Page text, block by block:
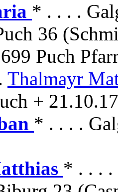
* . . . .
36
Puch
Thalmayr
+
* . . . .
* . . . .